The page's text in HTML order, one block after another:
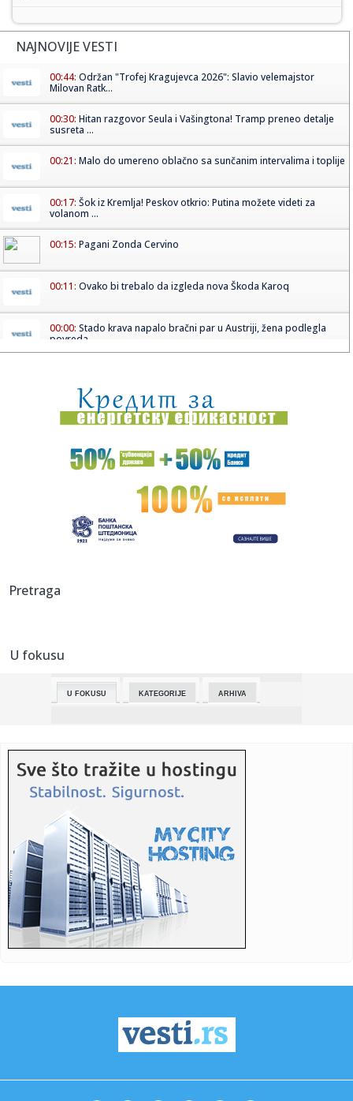
NAJNOVIJE VESTI
00:44: Održan "Trofej Kragujevca 2026": Slavio velemajstor
Milovan Ratk...
00:30: Hitan razgovor Seula i Vašingtona! Tramp preneo detalje
susreta ...
00:21: Malo do umereno oblačno sa sunčanim intervalima i toplije
00:17: Šok iz Kremlja! Peskov otkrio: Putina možete videti za
volanom ...
00:15: Pagani Zonda Cervino
00:11: Ovako bi trebalo da izgleda nova Škoda Karoq
00:00: Stado krava napalo bračni par u Austriji, žena podlegla
povreda...
23:50:Sudar dva aviona na aeromitingu u SAD, nije poznato ima li
žrtav...
23:50:Zemljotres od 5,2 stepeni Rihtera pogodio jug Kine
Snažan zemljotres pogodio Rusiju! Treslo se kod Kurilskih
23:39:Amerikanci vratili u proizvodnju V8 motor s 1000 KS
revanšrao Memi...
23:16:
23:12:
Studenti pozivaju na protest u ponedeljak ispred
22:56:VOJVODINA ISPRED PARTIZANA: Novosađani srušili OFK
Beograd i os...
22:55:Suzuki prestiže Hondu po prvi put u istoriji?
22:55:I Kecmanović osvojio Čelendžer! Sledi skok na ATP listi
22:50:Emina došla u Beograd! Evo kojim povodom (FOTO)
Kosovo na drugom mestu najsiromašnijih u Evropi,
Moldavija "lide...
22:35:MARSENIĆ NAKON PLASMANA NA SVETSKO PRVENSTVO:
Pretraga
U fokusu
U FOKUSU KATEGORIJE ARHIVA